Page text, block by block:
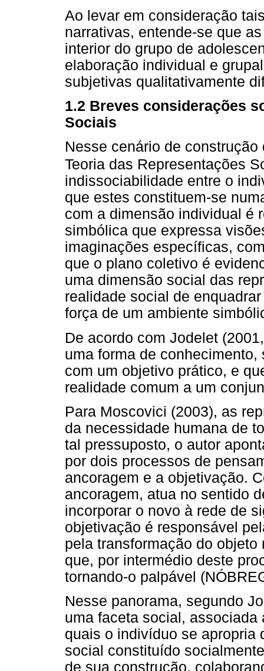
Ao levar em consideração
narrativas, entende-se que
interior do grupo de
elaboração individual e
subjetivas qualitativamente
1.2 Breves considerações
Sociais
Nesse cenário de
Teoria das Representações
indissociabilidade entre o
que estes constituem-se
com a dimensão individual é
simbólica que expressa
imaginações específicas,
que o plano coletivo é
uma dimensão social das
realidade social de
força de um ambiente
De acordo com Jodelet
uma forma de
com um objetivo prático, e
realidade comum a um
Para Moscovici (2003), as
da necessidade humana de
tal pressuposto, o autor
por dois processos de
ancoragem e a objetivação.
ancoragem, atua no sentido
incorporar o novo à rede de
objetivação é responsável
pela transformação do
que, por intermédio deste
tornando-o palpável
Nesse panorama, segundo
uma faceta social,
quais o indivíduo se apropria
social constituído
de sua construção,